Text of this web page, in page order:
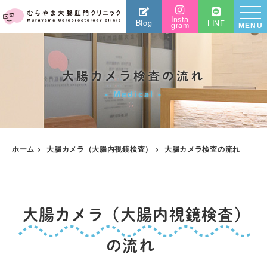
Blog Insta
gram LINE MENU
大腸カメラ検査の流れ
Medical
ホーム 大腸カメラ（大腸内視鏡検査） 大腸カメラ検査の流れ
大腸カメラ（大腸内視鏡検査）
の流れ